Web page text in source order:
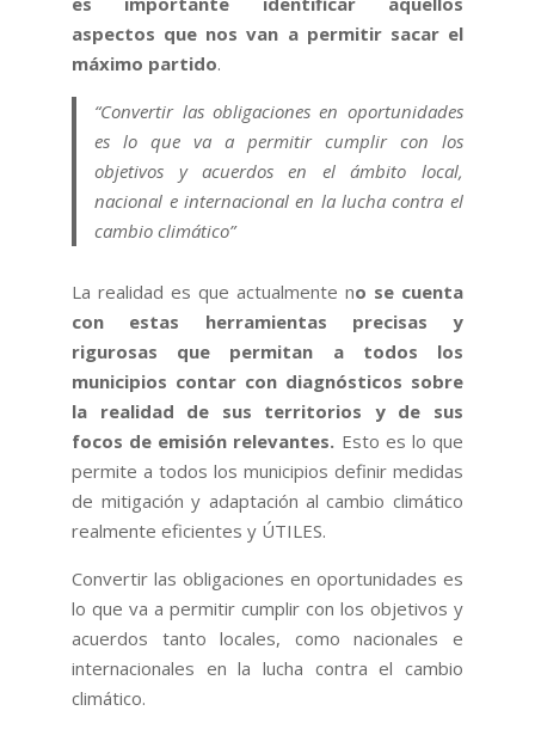
aspectos que nos van a permitir sacar el
máximo partido.
“Convertir las obligaciones en oportunidades
es lo que va a permitir cumplir con los
objetivos y acuerdos en el ámbito local,
nacional e internacional en la lucha contra el
cambio climático”
La realidad es que actualmente no se cuenta
con estas herramientas precisas y
rigurosas que permitan a todos los
municipios contar con diagnósticos sobre
la realidad de sus territorios y de sus
focos de emisión relevantes. Esto es lo que
permite a todos los municipios definir medidas
de mitigación y adaptación al cambio climático
realmente eficientes y ÚTILES.
Convertir las obligaciones en oportunidades es
lo que va a permitir cumplir con los objetivos y
acuerdos tanto locales, como nacionales e
internacionales en la lucha contra el cambio
climático.